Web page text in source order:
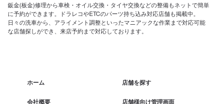
鈑金(板金)修理から車検・オイル交換・タイヤ交換などの整備もネットで簡単
に予約ができます。ドラレコやETCのパーツ持ち込み対応店舗も掲載中。
日々の洗車から、アライメント調整といったマニアックな作業まで対応可能
な店舗探しができ、来店予約まで対応しております。
ホーム 店舗を探す
会社概要 店舗様向け管理画面